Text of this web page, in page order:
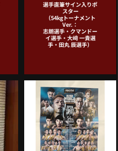
選手直筆サイン入りポ
スター
（54kgトーナメント
Ver.：
志朗選手・クマンドー
イ選手・大﨑 一貴選
手・田丸 辰選手）